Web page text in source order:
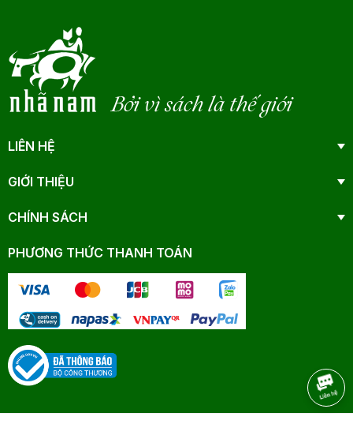
Bởi vì sách là thế giới
LIÊN HỆ
GIỚI THIỆU
CHÍNH SÁCH
PHƯƠNG THỨC THANH TOÁN